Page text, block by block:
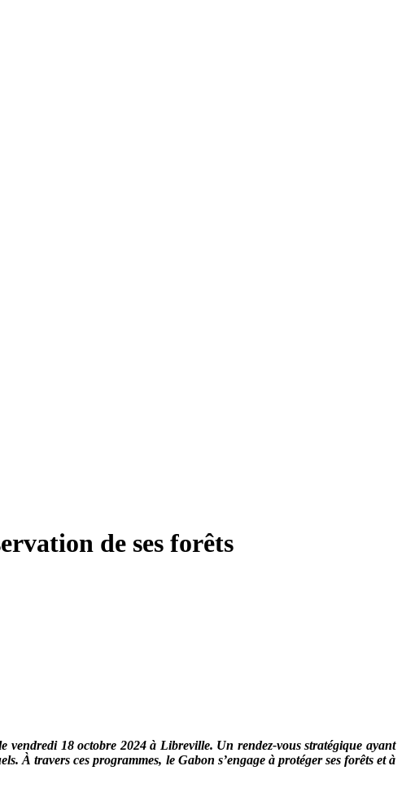
de ses forêts
18 octobre 2024 à Libreville. Un rendez-vous stratégique ayant
À travers ces programmes, le Gabon s’engage à protéger ses forêts et à